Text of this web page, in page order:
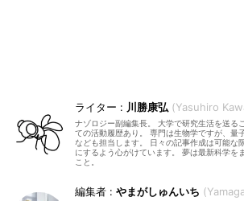
川勝康弘 Yasuhiro
ナゾロジー副編集長。 大学で研究生活を送る
ての活動履歴あり。 専門は生物学ですが、量
なども担当します。 日々の記事作成は可能な
にするよう心がけています。 夢は最新科学を
こと。
やまがしゅんいち